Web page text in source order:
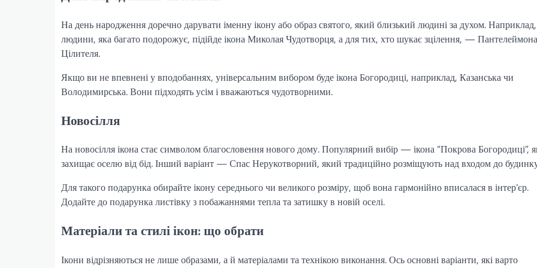
На день народження доречно дарувати іменну ікону або образ святого, який близький людині за духом.
людини, яка багато подорожує, підійде ікона Миколая Чудотворця, а для тих, хто шукає зцілення, — Пантелеймона
Цілителя.
Якщо ви не впевнені у вподобаннях, універсальним вибором буде ікона Богородиці, наприклад, Казанська чи
Володимирська. Вони підходять усім і вважаються чудотворними.
Новосілля
На новосілля ікона стає символом благословення нового дому. Популярний вибір — ікона “Покрова Богородиці”,
захищає оселю від бід. Інший варіант — Спас Нерукотворний, який традиційно розміщують над входом до
Для такого подарунка обирайте ікону середнього чи великого розміру, щоб вона гармонійно вписалася в інтер’єр.
Додайте до подарунка листівку з побажаннями тепла та затишку в новій оселі.
Матеріали та стилі ікон: що обрати
Ікони відрізняються не лише образами, а й матеріалами та технікою виконання. Ось основні варіанти, які варто